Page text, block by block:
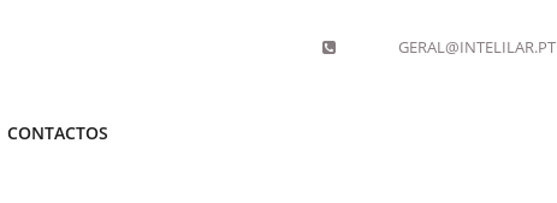
GERAL@INTELILAR.PT
CONTACTOS